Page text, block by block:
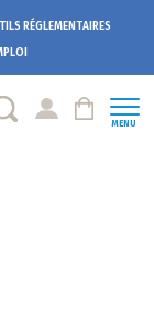
RÉGLEMENTAIRES
MENU